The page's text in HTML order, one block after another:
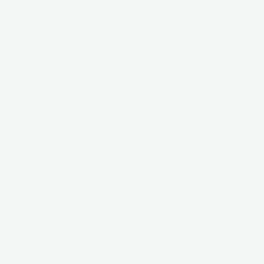
are categorized as necessary are stored on your
us analyze and understand how you use this
cookies. But opting out of some of these cookies may
and security features of the website, anonymously.
user consent for the cookies in the category